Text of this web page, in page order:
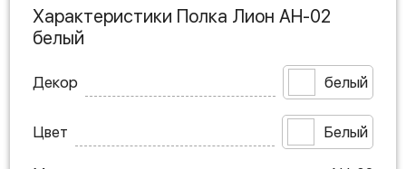
Характеристики Полка Лион АН-02
белый
Декор белый
Цвет Белый